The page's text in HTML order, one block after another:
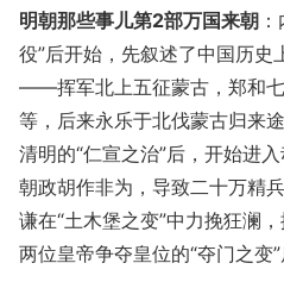
明朝那些事儿第2部万国来朝
役”后开始，先叙述了中国历
——挥军北上五征蒙古，郑和
等，后来永乐于北伐蒙古归来
清明的“仁宣之治”后，开始进
朝政胡作非为，导致二十万精
谦在“土木堡之变”中力挽狂澜
两位皇帝争夺皇位的“夺门之变”